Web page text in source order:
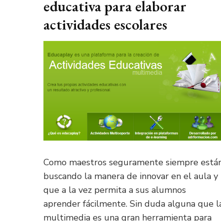
educativa para elaborar
actividades escolares
Como maestros seguramente siempre
buscando la manera de innovar en el aula y
que a la vez permita a sus alumnos
aprender fácilmente. Sin duda alguna que
multimedia es una gran herramienta para